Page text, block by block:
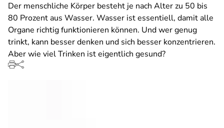
Der menschliche Körper besteht je nach Alter zu 50 bis
80 Prozent aus Wasser. Wasser ist essentiell, damit alle
Organe richtig funktionieren können. Und wer genug
trinkt, kann besser denken und sich besser konzentrieren.
Aber wie viel Trinken ist eigentlich gesund?